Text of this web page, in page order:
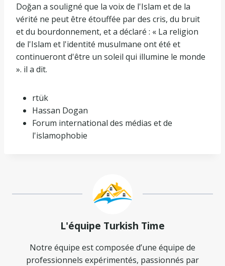
Doğan a souligné que la voix de l'Islam et de la
vérité ne peut être étouffée par des cris, du bruit
et du bourdonnement, et a déclaré : « La religion
de l'Islam et l'identité musulmane ont été et
continueront d'être un soleil qui illumine le monde
». il a dit.
rtük
Hassan Dogan
Forum international des médias et de
l'islamophobie
L'équipe Turkish Time
Notre équipe est composée d’une équipe de
professionnels expérimentés, passionnés par